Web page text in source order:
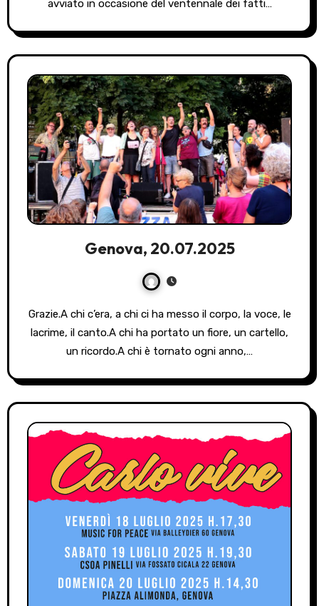
avviato in occasione del ventennale dei fatti…
Genova, 20.07.2025
Grazie.A chi c’era, a chi ci ha messo il corpo, la voce, le
lacrime, il canto.A chi ha portato un fiore, un cartello,
un ricordo.A chi è tornato ogni anno,…